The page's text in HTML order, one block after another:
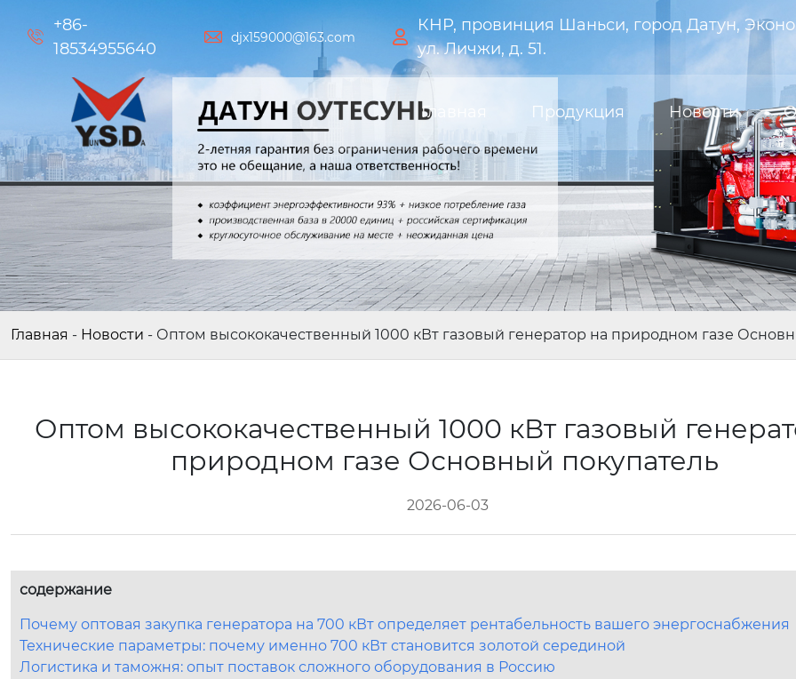

+86-
18534955640
 djx159000@163.com 
КНР, провинция Шаньси, город Датун,
ул. Личжи, д. 51.
Главная Продукция Новости
Главная - Новости - Оптом высококачественный 1000 кВт газовый генератор на природном газе
Оптом высококачественный 1000 кВт газовый
природном газе Основный покупатель
2026-06-03
содержание
Почему оптовая закупка генератора на 700 кВт определяет рентабельность вашего энергоснабжения
Технические параметры: почему именно 700 кВт становится золотой серединой
Логистика и таможня: опыт поставок сложного оборудования в Россию